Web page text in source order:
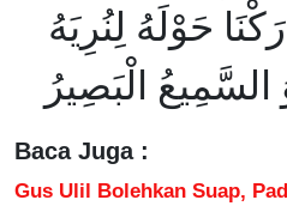
حَوْلَهُ لِنُرِيَهُ
السَّمِيعُ الْبَصِيرُ
Baca Juga :
Gus Ulil Bolehkan Suap,